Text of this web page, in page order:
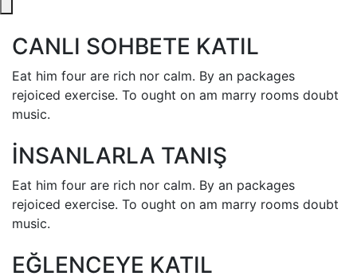
CANLI SOHBETE KATIL
Eat him four are rich nor calm. By an packages
rejoiced exercise. To ought on am marry rooms doubt
music.
İNSANLARLA TANIŞ
Eat him four are rich nor calm. By an packages
rejoiced exercise. To ought on am marry rooms doubt
music.
EĞLENCEYE KATIL